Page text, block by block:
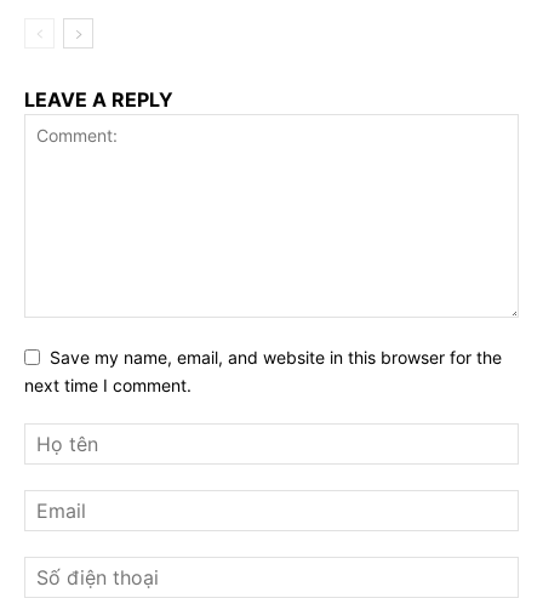
LEAVE A REPLY
Save my name, email, and website in this browser for the
next time I comment.